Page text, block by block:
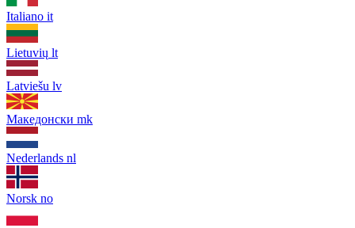
Italiano it
Lietuvių lt
Latviešu lv
Македонски mk
Nederlands nl
Norsk no